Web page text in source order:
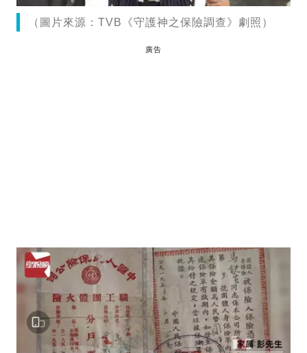
（圖片來源：TVB《守護神之保險調查》劇照）
廣告